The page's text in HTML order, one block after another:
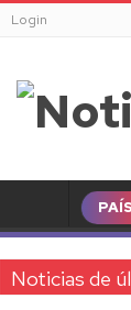
Login
PAÍS
Noticias de